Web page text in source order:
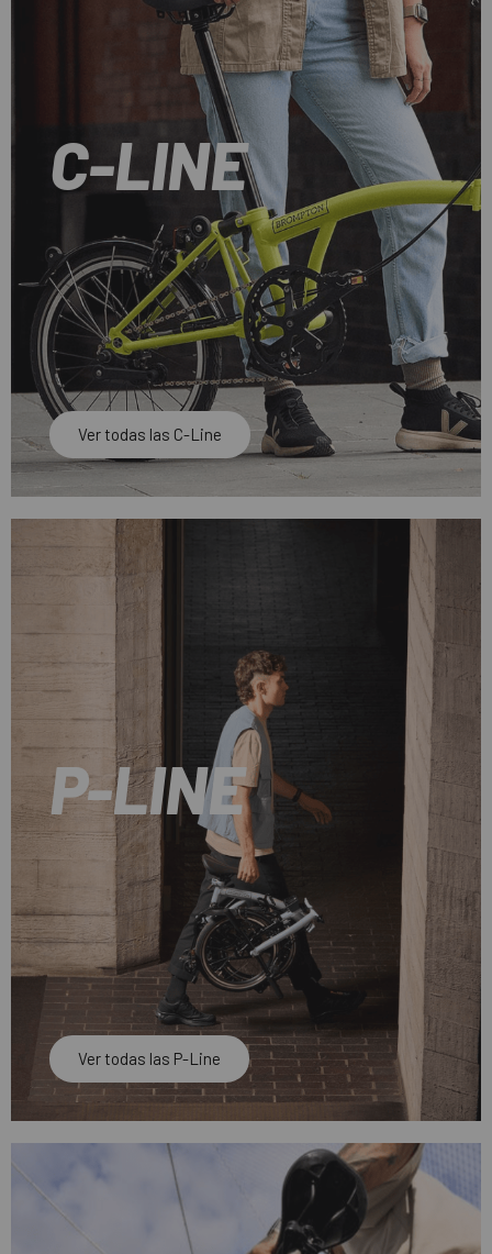
C-LINE
Ver todas las C-Line
P-LINE
Ver todas las P-Line